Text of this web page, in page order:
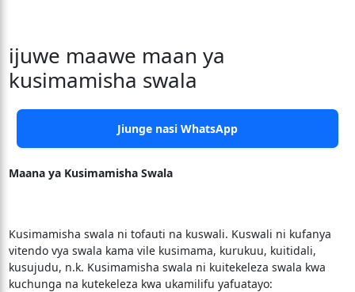
ijuwe maawe maan ya
kusimamisha swala
Jiunge nasi WhatsApp
Maana ya Kusimamisha Swala
Kusimamisha swala ni tofauti na kuswali. Kuswali ni kufanya
vitendo vya swala kama vile kusimama, kurukuu, kuitidali,
kusujudu, n.k. Kusimamisha swala ni kuitekeleza swala kwa
kuchunga na kutekeleza kwa ukamilifu yafuatayo: